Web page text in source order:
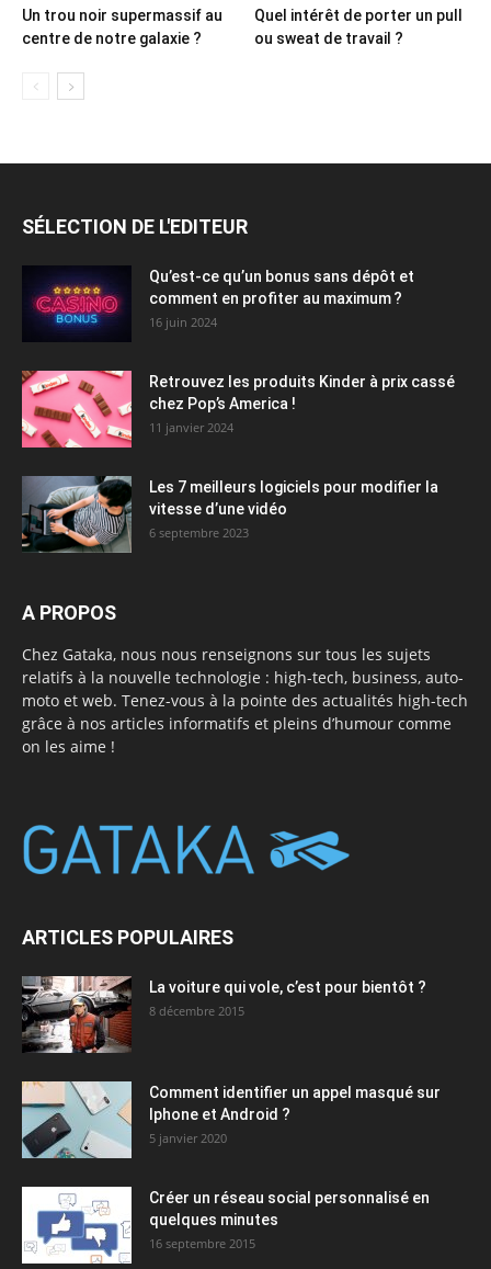
Un trou noir supermassif au
centre de notre galaxie ?
Quel intérêt de porter un pull
ou sweat de travail ?
SÉLECTION DE L'EDITEUR
Qu’est-ce qu’un bonus sans dépôt et
comment en profiter au maximum ?
16 juin 2024
Retrouvez les produits Kinder à prix cassé
chez Pop’s America !
11 janvier 2024
Les 7 meilleurs logiciels pour modifier la
vitesse d’une vidéo
6 septembre 2023
A PROPOS
Chez Gataka, nous nous renseignons sur tous les sujets
relatifs à la nouvelle technologie : high-tech, business, auto-
moto et web. Tenez-vous à la pointe des actualités high-tech
grâce à nos articles informatifs et pleins d’humour comme
on les aime !
ARTICLES POPULAIRES
La voiture qui vole, c’est pour bientôt ?
8 décembre 2015
Comment identifier un appel masqué sur
Iphone et Android ?
5 janvier 2020
Créer un réseau social personnalisé en
quelques minutes
16 septembre 2015